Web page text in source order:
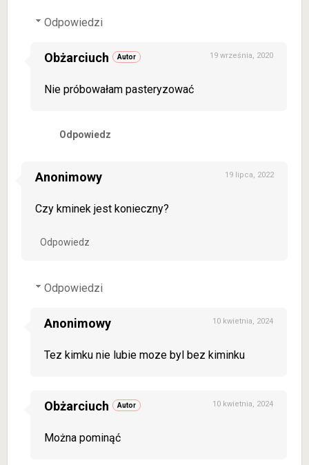
Odpowiedzi
Obżarciuch 19 września, 2020
Nie próbowałam pasteryzować
Odpowiedz
Anonimowy 19 lipca, 2022
Czy kminek jest konieczny?
Odpowiedz
Odpowiedzi
Anonimowy 10 kwietnia, 2024
Tez kimku nie lubie moze byl bez kiminku
Obżarciuch 10 kwietnia, 2024
Można pominąć